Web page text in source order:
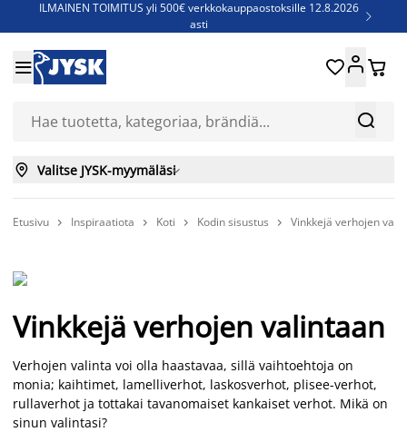
ILMAINEN TOIMITUS yli 500€ verkkokauppaostoksille 12.8.2026
asti

Jenkkisänkyjä - Säästä jopa 60%


 
 Valitse JYSK-myymäläsi
Etusivu  Inspiraatiota  Koti  Kodin sisustus  Vinkkejä verhojen
Vinkkejä verhojen valintaan
Verhojen valinta voi olla haastavaa, sillä vaihtoehtoja on
monia; kaihtimet, lamelliverhot, laskosverhot, plisee-verhot,
rullaverhot ja tottakai tavanomaiset kankaiset verhot. Mikä on
sinun valintasi?